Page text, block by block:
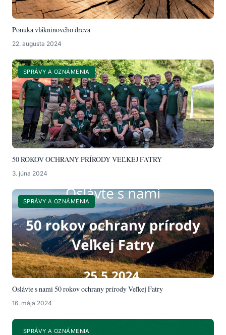
Ponuka vlákninového dreva
22. augusta 2024
SPRÁVY A OZNÁMENIA
50 ROKOV OCHRANY PRÍRODY VEĽKEJ FATRY
3. júna 2024
SPRÁVY A OZNÁMENIA
Oslávte s nami 50 rokov ochrany prírody Veľkej Fatry
16. mája 2024
SPRÁVY A OZNÁMENIA